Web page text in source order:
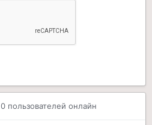
0 пользователей онлайн